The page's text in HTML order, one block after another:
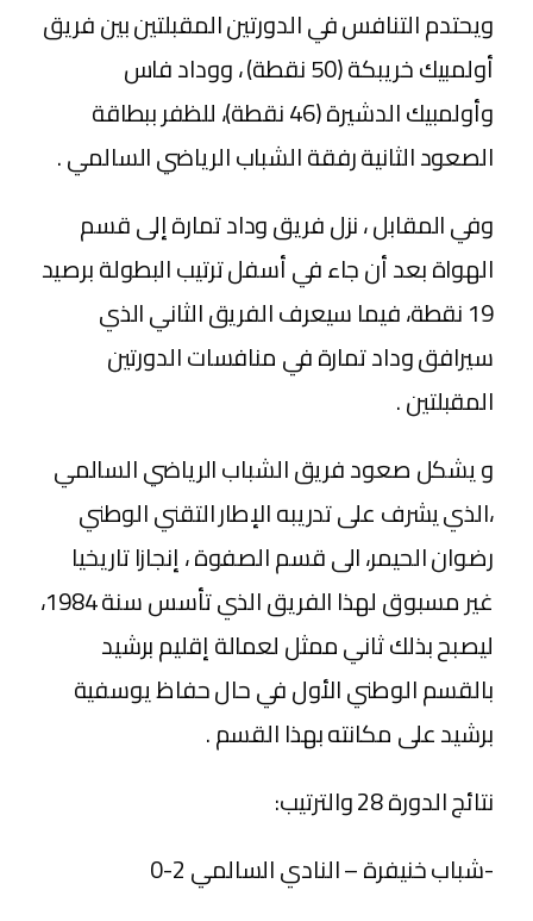
ويحتدم التنافس في الدورتين المقبلتين بين فريق
أولمبيك خريبكة (50 نقطة) ، ووداد فاس
وأولمبيك الدشيرة (46 نقطة)، للظفر ببطاقة
الصعود الثانية رفقة الشباب الرياضي السالمي .
وفي المقابل ، نزل فريق وداد تمارة إلى قسم
الهواة بعد أن جاء في أسفل ترتيب البطولة برصيد
19 نقطة، فيما سيعرف الفريق الثاني الذي
سيرافق وداد تمارة في منافسات الدورتين
المقبلتين .
و يشكل صعود فريق الشباب الرياضي السالمي
،الذي يشرف على تدريبه الإطار التقني الوطني
رضوان الحيمر، الى قسم الصفوة ، إنجازا تاريخيا
غير مسبوق لهذا الفريق الذي تأسس سنة 1984،
ليصبح بذلك ثاني ممثل لعمالة إقليم برشيد
بالقسم الوطني الأول في حال حفاظ يوسفية
برشيد على مكانته بهذا القسم .
نتائج الدورة 28 والترتيب:
-شباب خنيفرة – النادي السالمي 2-0